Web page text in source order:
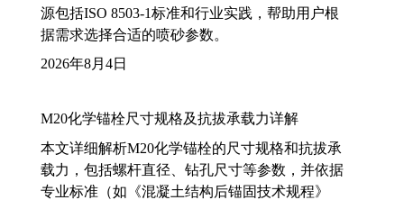
源包括ISO 8503-1标准和行业实践，帮助用户根
据需求选择合适的喷砂参数。
2026年8月4日
M20化学锚栓尺寸规格及抗拔承载力详解
本文详细解析M20化学锚栓的尺寸规格和抗拔承
载力，包括螺杆直径、钻孔尺寸等参数，并依据
专业标准（如《混凝土结构后锚固技术规程》